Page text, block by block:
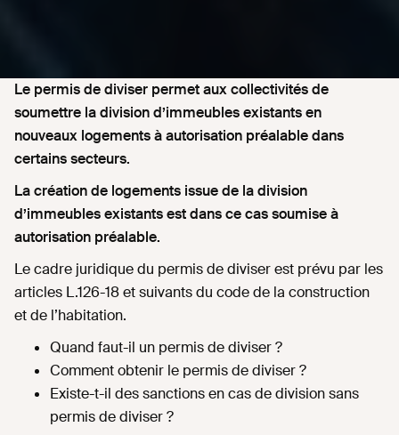
Le permis de diviser permet aux collectivités de
soumettre la division d’immeubles existants en
nouveaux logements à autorisation préalable dans
certains secteurs.
La création de logements issue de la division
d’immeubles existants est dans ce cas soumise à
autorisation préalable.
Le cadre juridique du permis de diviser est prévu par les
articles L.126-18 et suivants du code de la construction
et de l’habitation.
Quand faut-il un permis de diviser ?
Comment obtenir le permis de diviser ?
Existe-t-il des sanctions en cas de division sans
permis de diviser ?